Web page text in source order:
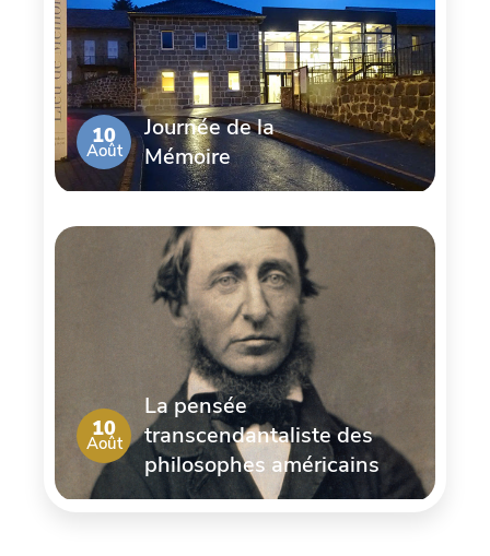
10
Août
Journée de la
Mémoire
10
Août
La pensée
transcendantaliste des
philosophes américains